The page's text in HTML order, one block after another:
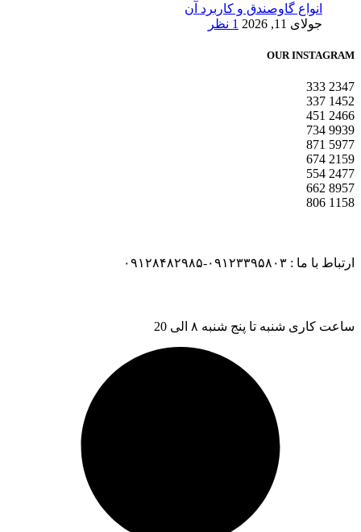
انواع گاوصندق و کاربرد آن
جولای 11, 2026
1 نظر
OUR INSTAGRAM
2347
333
1452
337
2466
451
9939
734
5977
871
2159
674
2477
554
8957
662
1158
806
ارتباط با ما : ۰۹۱۲۳۳۹۵۸۰۳-۰۹۱۲۸۴۸۲۹۸۵
ساعت کاری شنبه تا پنج شنبه ۸ الی 20